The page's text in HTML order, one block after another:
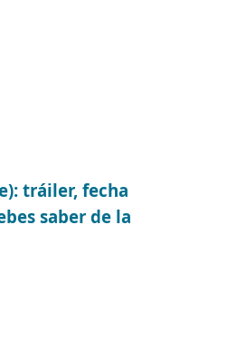
tráiler, fecha
saber de la